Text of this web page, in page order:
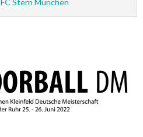
FC Stern München